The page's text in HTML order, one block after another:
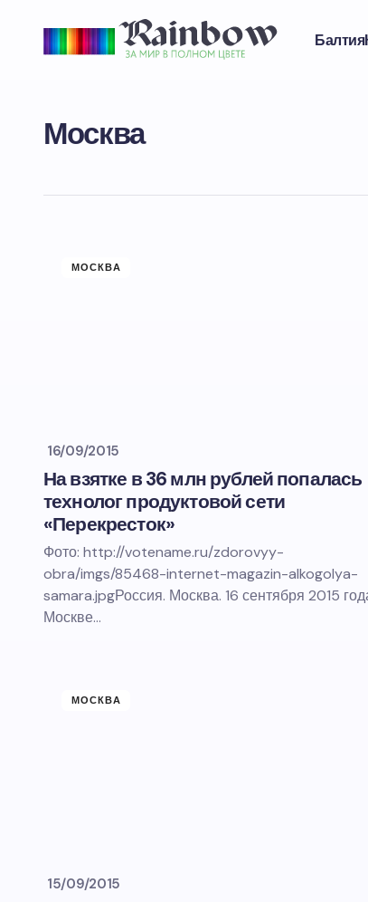
Балтия
Москва
МОСКВА
16/09/2015
На взятке в 36 млн рублей попалась
технолог продуктовой сети
«Перекресток»
Фото: http://votename.ru/zdorovyy-
obra/imgs/85468-internet-magazin-alkogolya-
samara.jpgРоссия. Москва. 16 сентября 2015
Москве…
МОСКВА
15/09/2015